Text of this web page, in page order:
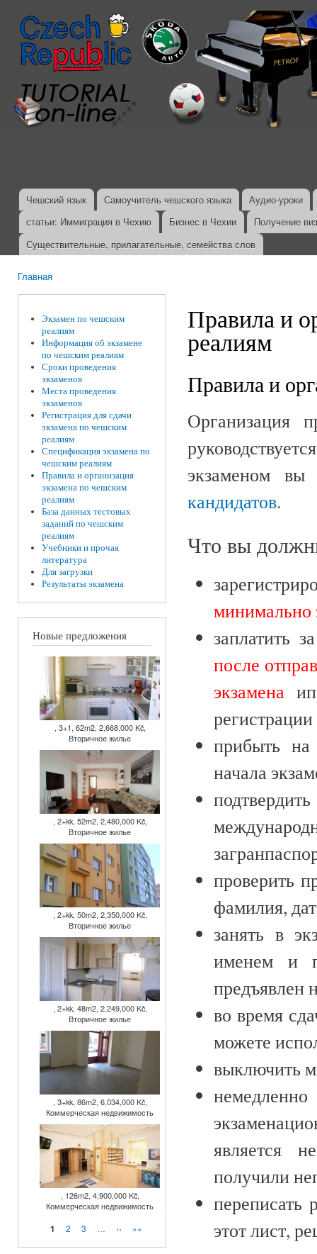
Главное меню
Чешский язык Самоучитель чешского языка
Аудио-уроки
статьи: Иммиграция в Чехию
Бизнес в Чехии
Получение
Существительные, прилагательные, семейства слов
Главная
Экзамен по чешским
реалиям
Информация об экзамене
по чешским реалиям
Сроки проведения
экзаменов
Места проведения
экзаменов
Регистрация для сдачи
экзамена по чешским
реалиям
Спецификация экзамена по
чешским реалиям
Правила и организация
экзамена по чешским
реалиям
База данных тестовых
заданий по чешским
реалиям
Учебники и прочая
литература
Для загрузки
Результаты экзамена
Новые предложения
, 3+1, 62m2, 2,668,000 Kč,
Вторичное жилье
, 2+kk, 52m2, 2,480,000 Kč,
Вторичное жилье
, 2+kk, 50m2, 2,350,000 Kč,
Вторичное жилье
, 2+kk, 48m2, 2,249,000 Kč,
Вторичное жилье
, 3+kk, 86m2, 6,034,000 Kč,
Коммерческая недвижимость
, 126m2, 4,900,000 Kč,
Коммерческая недвижимость
Страницы
1 2 3 … ›› »»
Правила и
реалиям
Правила и
Организация
руководствуется
экзаменом вы
кандидатов.
Что вы
минимально
заплатить
после
экзамена и
регистрации
прибыть
начала
проверить
фамилия,
занять в
именем и
предъявлен
во время
можете
выключить
является
получили
переписать
этот лист,